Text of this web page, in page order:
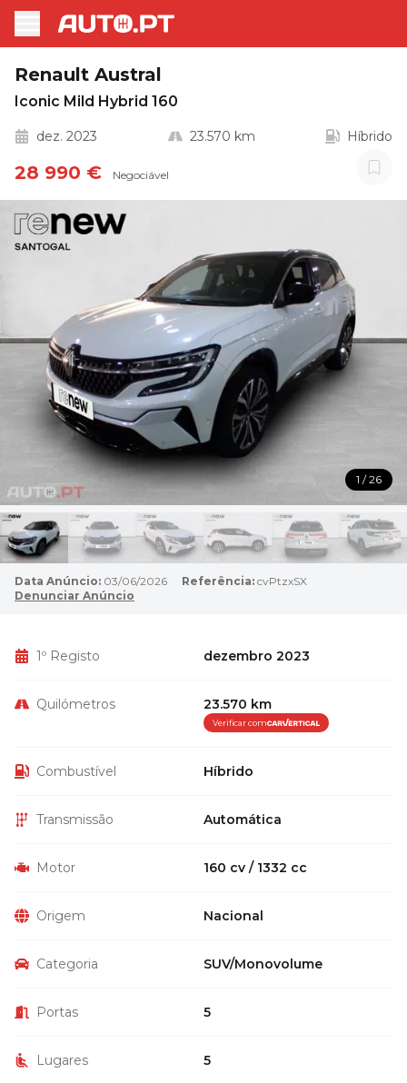
Renault Austral
Iconic Mild Hybrid 160
dez. 2023 23.570 km Híbrido
28 990 € Negociável
1 / 26
Data Anúncio: 03/06/2026 Referência: cvPtzxSX
Denunciar Anúncio
1º Registo dezembro 2023
Quilómetros 23.570 km
Verificar com
Combustível Híbrido
Transmissão Automática
Motor 160 cv / 1332 cc
Origem Nacional
Categoria SUV/Monovolume
Portas 5
Lugares 5